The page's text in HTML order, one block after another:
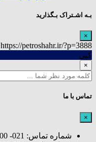
بـه اشـتراک بـگذارید
×
https://petroshahr.ir/?p=3888
کپی
×
تماس با ما
×
شماره تماس: 021- 000000